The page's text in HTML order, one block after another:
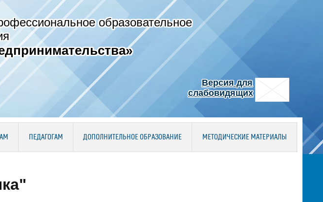
образовательное
Версия для
слабовидящих
ПЕДАГОГАМ ДОПОЛНИТЕЛЬНОЕ ОБРАЗОВАНИЕ МЕТОДИЧЕСКИЕ МАТЕРИАЛЫ